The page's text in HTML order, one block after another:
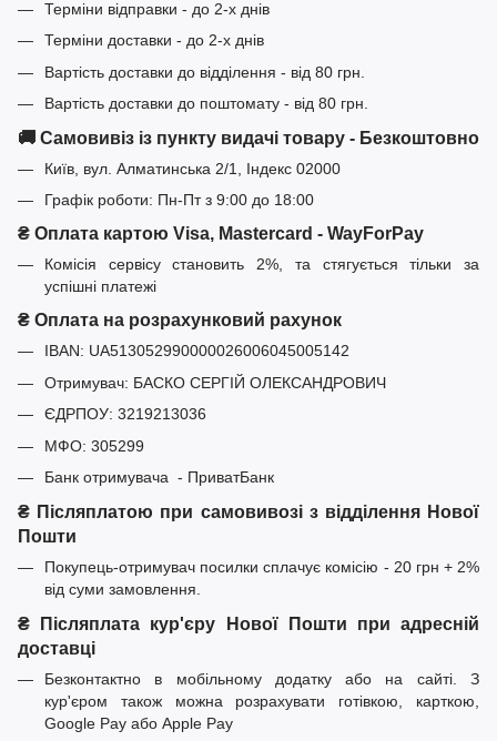
Терміни відправки - до 2-х днів
Терміни доставки - до 2-х днів
Вартість доставки до відділення - від 80 грн.
Вартість доставки до поштомату - від 80 грн.
🚚 Самовивіз із пункту видачі товару - Безкоштовно
Київ, вул. Алматинська 2/1, Індекс 02000
Графік роботи: Пн-Пт з 9:00 до 18:00
₴ Оплата картою Visa, Mastercard - WayForPay
Комісія сервісу становить 2%, та стягується тільки за
успішні платежі
₴ Оплата на розрахунковий рахунок
IBAN: UA513052990000026006045005142
Отримувач: БАСКО СЕРГІЙ ОЛЕКСАНДРОВИЧ
ЄДРПОУ: 3219213036
МФО: 305299
Банк отримувача - ПриватБанк
₴ Післяплатою при самовивозі з відділення Нової
Пошти
Покупець-отримувач посилки сплачує комісію - 20 грн + 2%
від суми замовлення.
₴ Післяплата кур'єру Нової Пошти при адресній
доставці
Безконтактно в мобільному додатку або на сайті. З
кур'єром також можна розрахувати готівкою, карткою,
Google Pay або Apple Pay